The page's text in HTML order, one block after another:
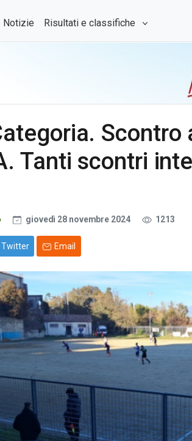
Notizie Risultati e classifiche
Scontro
Tanti scontri
giovedì 28 novembre 2024 1213
Twitter Email